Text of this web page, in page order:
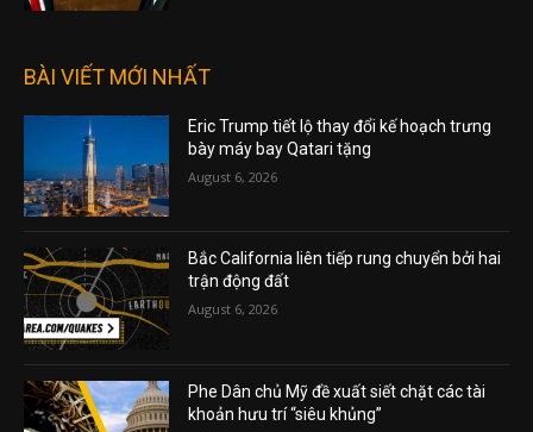
BÀI VIẾT MỚI NHẤT
Eric Trump tiết lộ thay đổi kế hoạch trưng
bày máy bay Qatari tặng
August 6, 2026
Bắc California liên tiếp rung chuyển bởi hai
trận động đất
August 6, 2026
Phe Dân chủ Mỹ đề xuất siết chặt các tài
khoản hưu trí “siêu khủng”